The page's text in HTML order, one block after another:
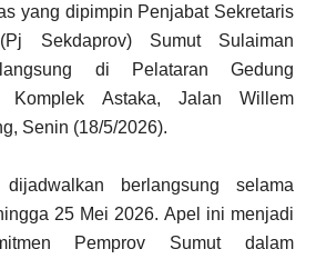
yang dipimpin Penjabat Sekretaris
Sekdaprov) Sumut Sulaiman
di Pelataran Gedung
Komplek Astaka, Jalan Willem
Senin (18/5/2026).
berlangsung selama
25 Mei 2026. Apel ini menjadi
Pemprov Sumut dalam